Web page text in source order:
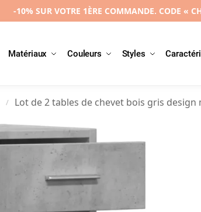
-10% SUR VOTRE 1ÈRE COMMANDE. CODE «
Matériaux Couleurs Styles
/ Lot de 2 tables de chevet bois gris